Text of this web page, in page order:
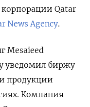
Qatar
News Agency.
Mesaieed
уведомил биржу
продукции
Компания